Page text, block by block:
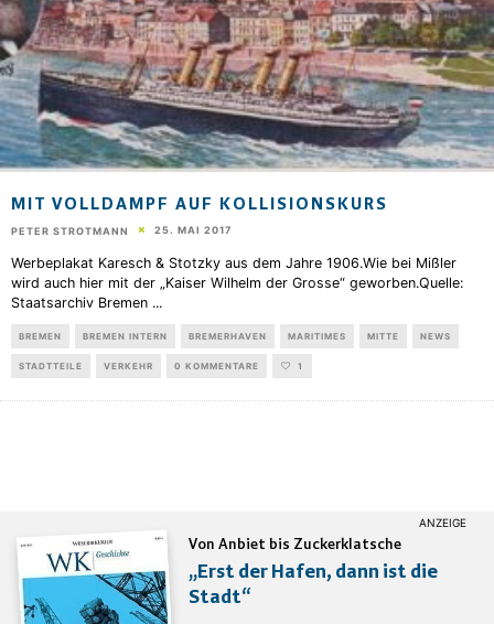
MIT VOLLDAMPF AUF KOLLISIONSKURS
PETER STROTMANN 25. MAI 2017
Werbeplakat Karesch & Stotzky aus dem Jahre 1906.Wie bei Mißler
wird auch hier mit der „Kaiser Wilhelm der Grosse“ geworben.Quelle:
Staatsarchiv Bremen ...
BREMEN BREMEN INTERN BREMERHAVEN MARITIMES MITTE NEWS
STADTTEILE VERKEHR 0 KOMMENTARE 1
Von Anbiet bis Zuckerklatsche
„Erst der Hafen, dann ist die
Stadt“